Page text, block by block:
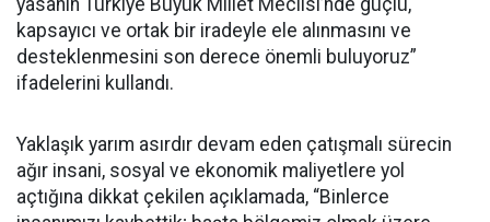
kapsayıcı ve ortak bir iradeyle ele alınmasını ve
desteklenmesini son derece önemli buluyoruz”
ifadelerini kullandı.
Yaklaşık yarım asırdır devam eden çatışmalı sürecin
ağır insani, sosyal ve ekonomik maliyetlere yol
açtığına dikkat çekilen açıklamada, “Binlerce